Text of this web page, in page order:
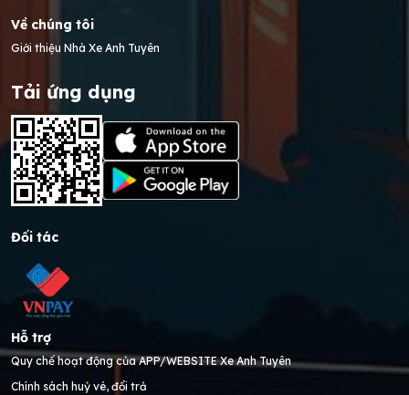
Về chúng tôi
Giới thiệu Nhà Xe Anh Tuyên
Tải ứng dụng
Đối tác
Hỗ trợ
Quy chế hoạt động của APP/WEBSITE Xe Anh Tuyên
Chính sách huỷ vé, đổi trả